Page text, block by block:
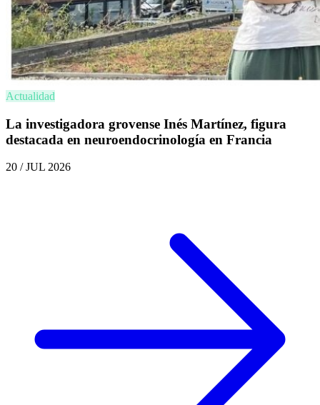
Actualidad
La investigadora grovense Inés Martínez, figura
destacada en neuroendocrinología en Francia
20 / JUL 2026